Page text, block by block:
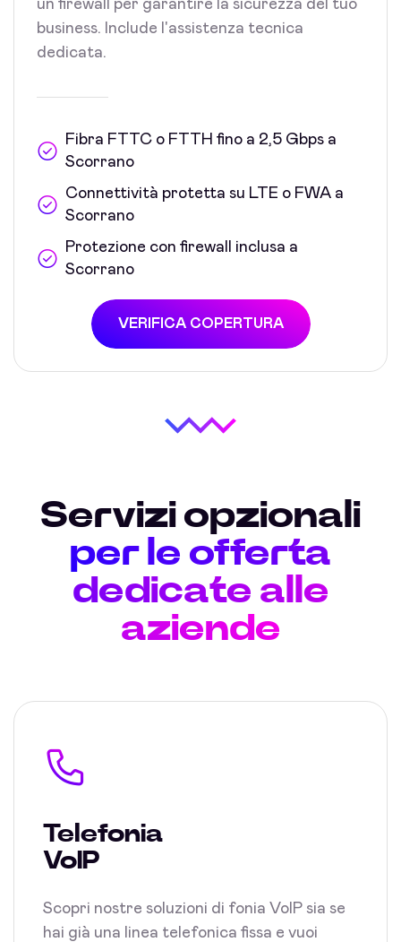
un firewall per garantire la sicurezza del tuo
business. Include l'assistenza tecnica
dedicata.
Fibra FTTC o FTTH fino a 2,5 Gbps a
Scorrano
Connettività protetta su LTE o FWA a
Scorrano
Protezione con firewall inclusa a
Scorrano
VERIFICA COPERTURA
Servizi opzionali
per le offerta
dedicate alle
aziende
Telefonia
VoIP
Scopri nostre soluzioni di fonia VoIP sia se
hai già una linea telefonica fissa e vuoi